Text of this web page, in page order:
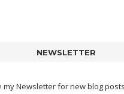
NEWSLETTER
my Newsletter for new blog